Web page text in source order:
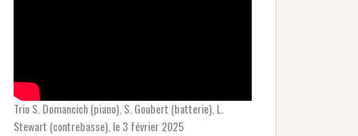
Trio S. Domancich (piano), S. Goubert (batterie), L.
Stewart (contrebasse), le 3 février 2025